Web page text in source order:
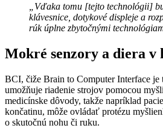
„Vďaka tomu [tejto technológii]
klávesnice, dotykové displeje a
rúk úplne zbytočnými
Mokré senzory a diera v
BCI, čiže Brain to Computer Interface je
umožňuje riadenie strojov pomocou
medicínske dôvody, takže napríklad
končatinu, môže ovládať protézu
o skutočnú nohu či ruku.